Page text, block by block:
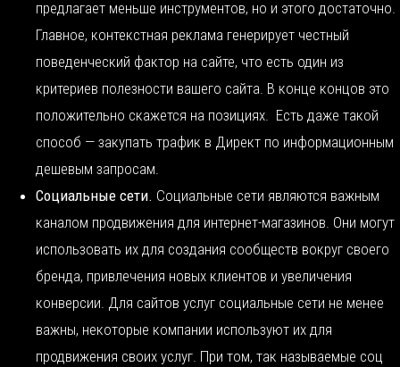
предлагает меньше инструментов, но и этого достаточно.
Главное, контекстная реклама генерирует честный
поведенческий фактор на сайте, что есть один из
критериев полезности вашего сайта. В конце концов это
положительно скажется на позициях. Есть даже такой
способ — закупать трафик в Директ по информационным
дешевым запросам.
Социальные сети. Социальные сети являются важным
каналом продвижения для интернет-магазинов. Они могут
использовать их для создания сообществ вокруг своего
бренда, привлечения новых клиентов и увеличения
конверсии. Для сайтов услуг социальные сети не менее
важны, некоторые компании используют их для
продвижения своих услуг. При том, так называемые соц